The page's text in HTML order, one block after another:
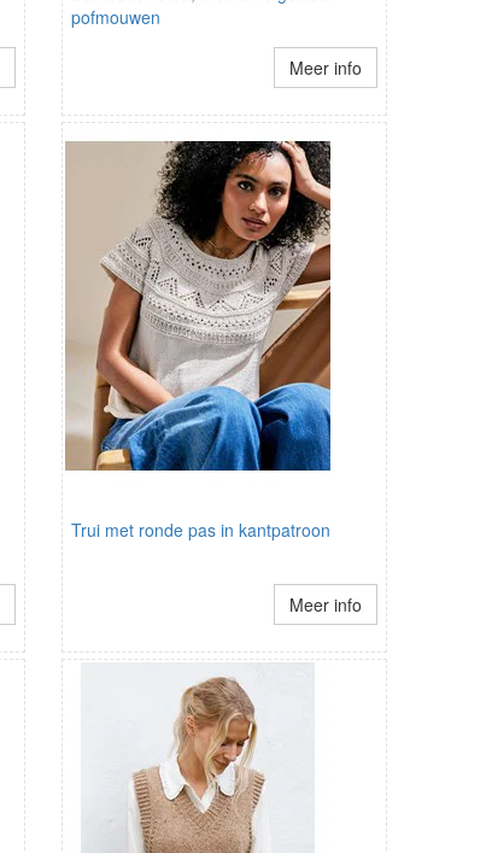
pofmouwen
Meer info
Trui met ronde pas in kantpatroon
Meer info